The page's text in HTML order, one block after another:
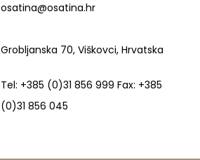
osatina@osatina.hr
Grobljanska 70, Viškovci, Hrvatska
Tel: +385 (0)31 856 999 Fax: +385
(0)31 856 045